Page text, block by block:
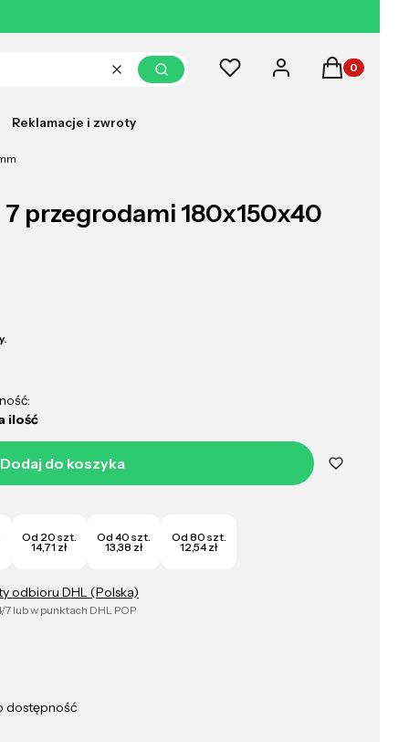
WyczyśćSzukaj
Ulubione Zaloguj sięProdukty w
Koszyk
Reklamacje i zwroty
7 przegrodami 180x150x40
ilość
Dodaj do koszyka
Od 20 szt.
14,71 zł
Od 40 szt.
13,38 zł
Od 80 szt.
12,54 zł
odbioru DHL (Polska)
lub w punktach DHL POP
dostępność